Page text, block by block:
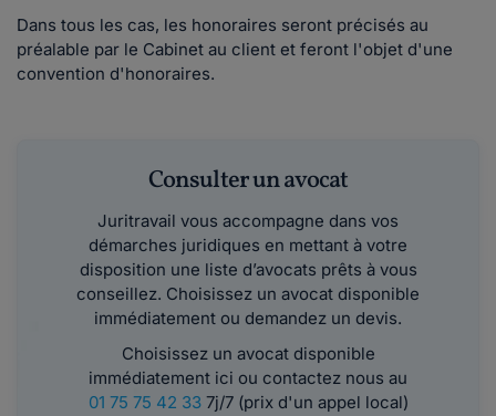
Dans tous les cas, les honoraires seront précisés au
préalable par le Cabinet au client et feront l'objet d'une
convention d'honoraires.
Consulter un avocat
Juritravail vous accompagne dans vos
démarches juridiques en mettant à votre
disposition une liste d’avocats prêts à vous
conseillez. Choisissez un avocat disponible
immédiatement ou demandez un devis.
Choisissez un avocat disponible
immédiatement ici ou contactez nous au
01 75 75 42 337j/7 (prix d'un appel local)